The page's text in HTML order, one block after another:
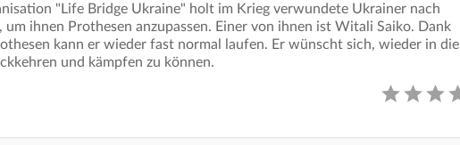
"Life Bridge Ukraine" holt im Krieg verwundete Ukrainer nach
um ihnen Prothesen anzupassen. Einer von ihnen ist Witali Saiko. Dank
kann er wieder fast normal laufen. Er wünscht sich, wieder in die
und kämpfen zu können.